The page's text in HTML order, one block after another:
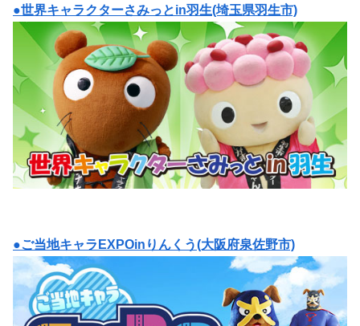
●世界キャラクターさみっとin羽生(埼玉県羽生市)
●ご当地キャラEXPOinりんくう(大阪府泉佐野市)